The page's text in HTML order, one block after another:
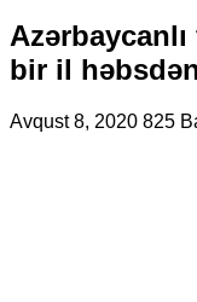
bir il həbsdən
Avqust 8, 2020 825